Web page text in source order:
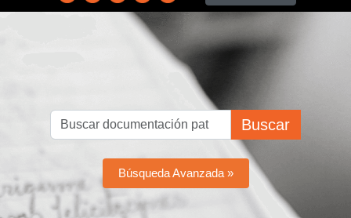
Buscar
Búsqueda Avanzada »